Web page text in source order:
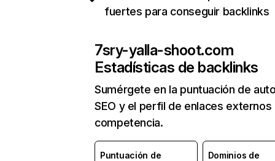
fuertes para conseguir backlinks
7sry-yalla-shoot.com
Estadísticas de backlinks
Sumérgete en la puntuación de
SEO y el perfil de enlaces externos
competencia.
Puntuación de
Dominios de